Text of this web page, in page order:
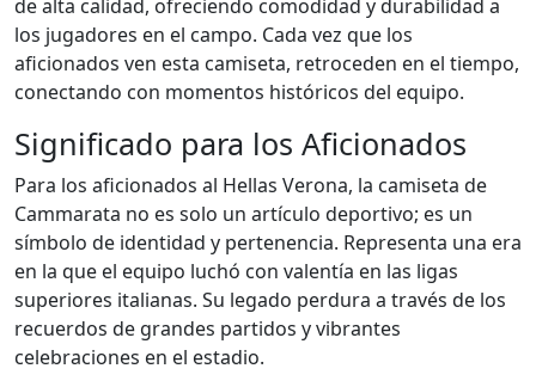
de alta calidad, ofreciendo comodidad y durabilidad a
los jugadores en el campo. Cada vez que los
aficionados ven esta camiseta, retroceden en el tiempo,
conectando con momentos históricos del equipo.
Significado para los Aficionados
Para los aficionados al Hellas Verona, la camiseta de
Cammarata no es solo un artículo deportivo; es un
símbolo de identidad y pertenencia. Representa una era
en la que el equipo luchó con valentía en las ligas
superiores italianas. Su legado perdura a través de los
recuerdos de grandes partidos y vibrantes
celebraciones en el estadio.